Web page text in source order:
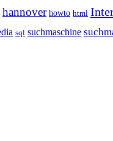
hannover howto html
sql suchmaschine